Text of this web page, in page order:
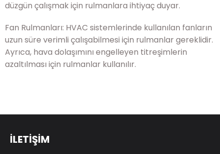
düzgün çalışmak için rulmanlara ihtiyaç duyar.
Fan Rulmanları: HVAC sistemlerinde kullanılan fanların
uzun süre verimli çalışabilmesi için rulmanlar gereklidir.
Ayrıca, hava dolaşımını engelleyen titreşimlerin
azaltılması için rulmanlar kullanılır.
İLETİŞİM